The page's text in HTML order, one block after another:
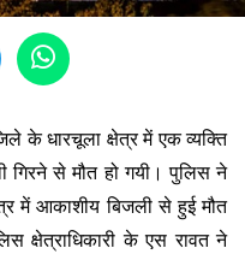
के धारचूला क्षेत्र में एक व्यक्ति
गिरने से मौत हो गयी। पुलिस ने
में आकाशीय बिजली से हुई मौत
क्षेत्राधिकारी के एस रावत ने